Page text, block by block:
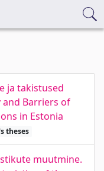
ja takistused
and Barriers of
in Estonia
theses
muutmine.